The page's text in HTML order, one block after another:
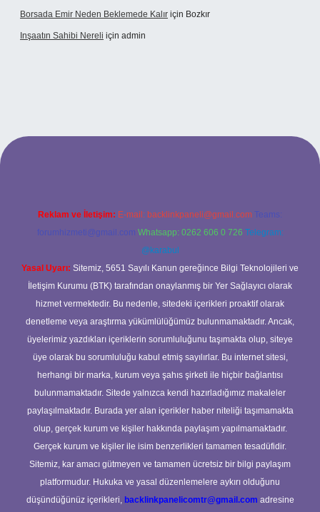
Borsada Emir Neden Beklemede Kalır için Bozkır
Inşaatın Sahibi Nereli için admin
www.hiltonbetx.org/
Reklam ve İletişim: E-mail: backlinkpaneli@gmail.com Teams:
forumhizmeti@gmail.com Whatsapp: 0262 606 0 726 Telegram:
@karabul
Yasal Uyarı: Sitemiz, 5651 Sayılı Kanun gereğince Bilgi Teknolojileri ve
İletişim Kurumu (BTK) tarafından onaylanmış bir Yer Sağlayıcı olarak
hizmet vermektedir. Bu nedenle, sitedeki içerikleri proaktif olarak
denetleme veya araştırma yükümlülüğümüz bulunmamaktadır. Ancak,
üyelerimiz yazdıkları içeriklerin sorumluluğunu taşımakta olup, siteye
üye olarak bu sorumluluğu kabul etmiş sayılırlar. Bu internet sitesi,
herhangi bir marka, kurum veya şahıs şirketi ile hiçbir bağlantısı
bulunmamaktadır. Sitede yalnızca kendi hazırladığımız makaleler
paylaşılmaktadır. Burada yer alan içerikler haber niteliği taşımamakta
olup, gerçek kurum ve kişiler hakkında paylaşım yapılmamaktadır.
Gerçek kurum ve kişiler ile isim benzerlikleri tamamen tesadüfidir.
Sitemiz, kar amacı gütmeyen ve tamamen ücretsiz bir bilgi paylaşım
platformudur. Hukuka ve yasal düzenlemelere aykırı olduğunu
düşündüğünüz içerikleri, backlinkpanelicomtr@gmail.com adresine